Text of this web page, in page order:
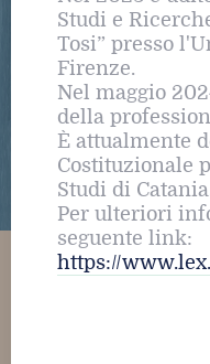
Studi e
Tosi” presso
Firenze.
Nel maggio
della
È attualmente
Costituzionale
Studi di
Per ulteriori
seguente link:
https://